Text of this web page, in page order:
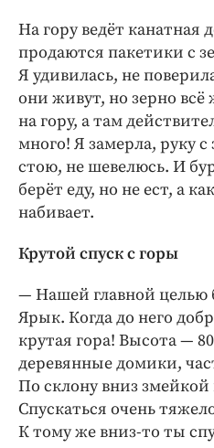
На гору ведёт канатная
продаются пакетики с
Я удивилась, не
они живут, но зерно
на гору, а там
много! Я замерла, руку
стою, не шевелюсь. И
берёт еду, но не ест, а
набивает.
Крутой спуск с горы
— Нашей главной целью
Ярык. Когда до него
крутая гора! Высота —
деревянные домики,
По склону вниз змейкой
Спускаться очень
К тому же вниз-то ты